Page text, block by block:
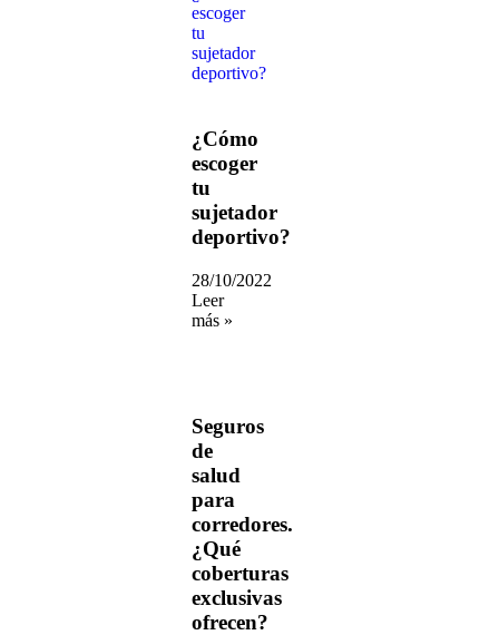
¿Cómo
escoger
tu
sujetador
deportivo?
28/10/2022
Leer
más »
Seguros
de
salud
para
corredores.
¿Qué
coberturas
exclusivas
ofrecen?